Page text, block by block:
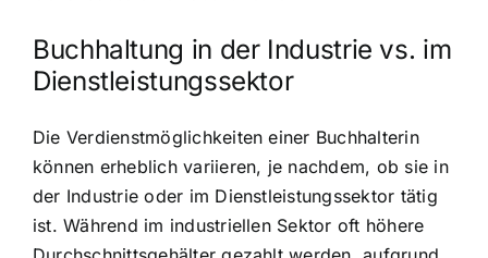
Buchhaltung in der Industrie vs. im
Dienstleistungssektor
Die Verdienstmöglichkeiten einer Buchhalterin
können erheblich variieren, je nachdem, ob sie in
der Industrie oder im Dienstleistungssektor tätig
ist. Während im industriellen Sektor oft höhere